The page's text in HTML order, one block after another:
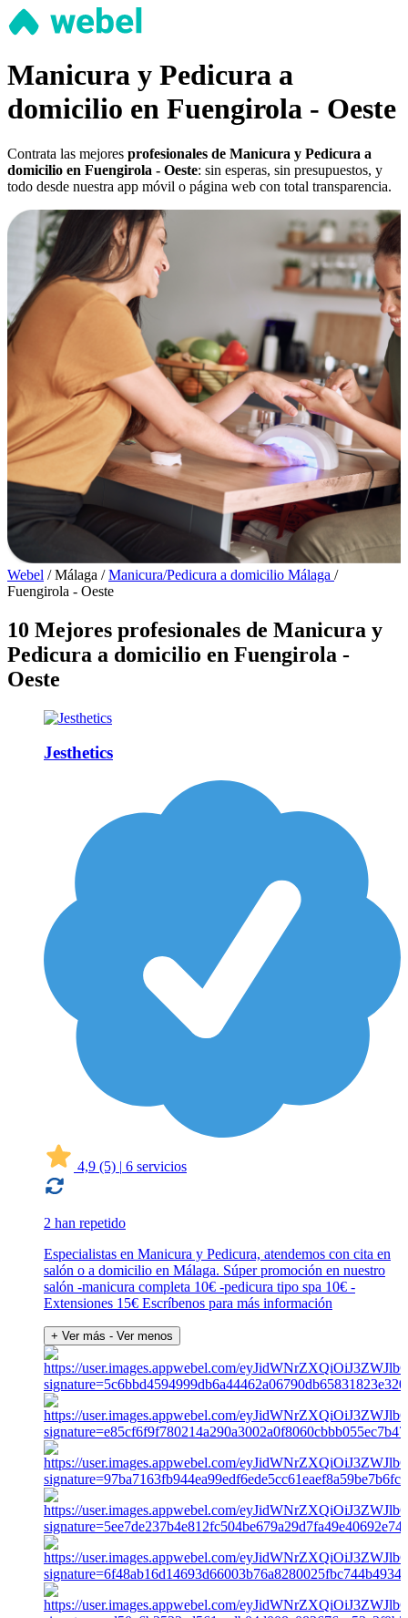
Manicura y Pedicura a
domicilio en Fuengirola - Oeste
Contrata las mejores profesionales de Manicura y Pedicura a
domicilio en Fuengirola - Oeste: sin esperas, sin presupuestos, y
todo desde nuestra app móvil o página web con total transparencia.
Webel / Málaga / Manicura/Pedicura a domicilio Málaga /
Fuengirola - Oeste
10 Mejores profesionales de Manicura y
Pedicura a domicilio en Fuengirola -
Oeste
Jesthetics
4,9 (5) | 6 servicios
2 han repetido
Especialistas en Manicura y Pedicura, atendemos con cita en
salón o a domicilio en Málaga. Súper promoción en nuestro
salón -manicura completa 10€ -pedicura tipo spa 10€ -
Extensiones 15€ Escríbenos para más información
+ Ver más - Ver menos